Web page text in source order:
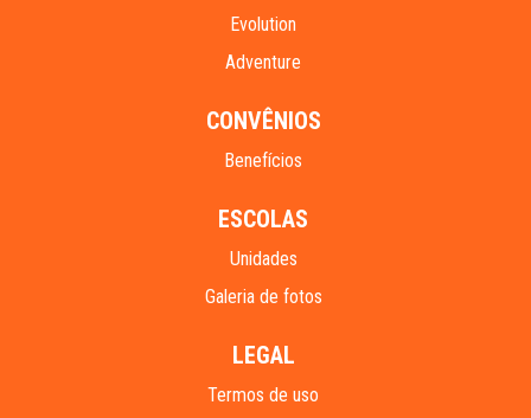
Evolution
Adventure
CONVÊNIOS
Benefícios
ESCOLAS
Unidades
Galeria de fotos
LEGAL
Termos de uso